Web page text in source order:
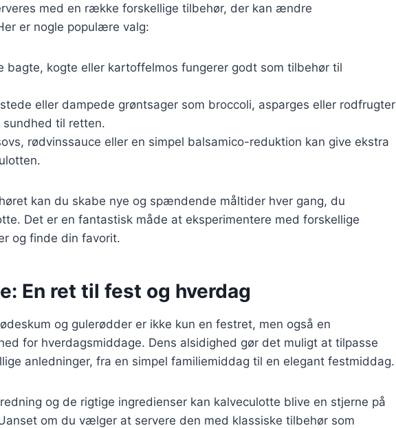
med en række forskellige tilbehør, der kan ændre
er nogle populære valg:
bagte, kogte eller kartoffelmos fungerer godt som tilbehør til
eller dampede grøntsager som broccoli, asparges eller rodfrugter
til retten.
rødvinssauce eller en simpel balsamico-reduktion kan give ekstra
kan du skabe nye og spændende måltider hver gang, du
Det er en fantastisk måde at eksperimentere med forskellige
og finde din favorit.
En ret til fest og hverdag
og gulerødder er ikke kun en festret, men også en
for hverdagsmiddage. Dens alsidighed gør det muligt at tilpasse
anledninger, fra en simpel familiemiddag til en elegant festmiddag.
og de rigtige ingredienser kan kalveculotte blive en stjerne på
om du vælger at servere den med klassiske tilbehør som